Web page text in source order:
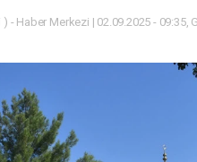
- Haber Merkezi | 02.09.2025 - 09:35,